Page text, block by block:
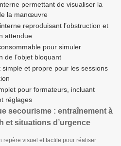
permettant de visualiser la
la manœuvre
reproduisant l’obstruction et
attendue
pour simuler
de l’objet bloquant
simple et propre pour les sessions
pour formateurs, incluant
réglages
secourisme : entraînement à
et situations d’urgence
repère visuel et tactile pour réaliser